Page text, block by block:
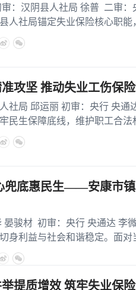
汉阴县人社局 徐普 二审：
社局锚定失业保险核心职能
攻坚 推动失业工伤保
邱运丽 初审：央行 央通达
生保障底线，维护职工合法
兜底惠民生——安康市
材 初审：央行 央通达 李
身利益与社会和谐稳定。面
提质增效 筑牢失业保